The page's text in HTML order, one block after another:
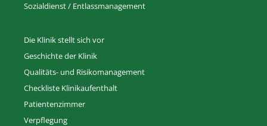
Sozialdienst / Entlassmanagement
Die Klinik stellt sich vor
Geschichte der Klinik
Qualitäts- und Risikomanagement
Checkliste Klinikaufenthalt
Patientenzimmer
Verpflegung